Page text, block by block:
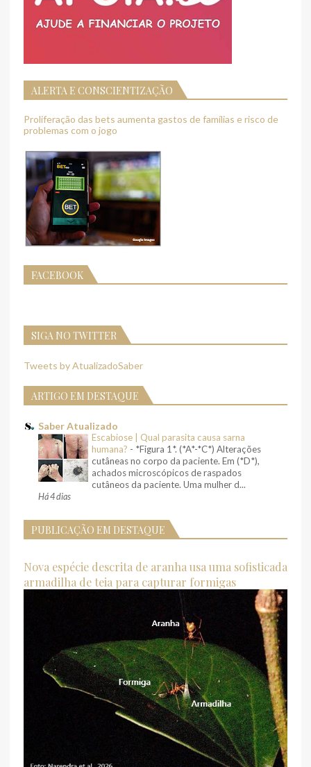
ALERTA E CONSCIENTIZAÇÃO
Proliferação das bets aumenta gastos de famílias e risco de
problemas com o jogo
FACEBOOK
SIGA NO TWITTER
Tweets by AtualizadoSaber
ARTIGO EM DESTAQUE
Saber Atualizado
Escabiose | Qual parasita causa sarna
humana? - *Figura 1*. (*A*-*C*) Alterações
cutâneas no corpo da paciente. Em (*D*),
achados microscópicos de raspados
cutâneos da paciente. Uma mulher d...
Há 4 dias
PUBLICAÇÃO EM DESTAQUE
Nova espécie descrita de aranha usa uma sofisticada
armadilha de teia para capturar formigas